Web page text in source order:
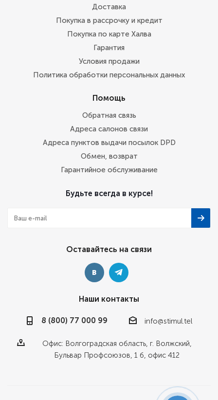
Доставка
Покупка в рассрочку и кредит
Покупка по карте Халва
Гарантия
Условия продажи
Политика обработки персональных данных
Помощь
Обратная связь
Адреса салонов связи
Адреса пунктов выдачи посылок DPD
Обмен, возврат
Гарантийное обслуживание
Будьте всегда в курсе!
Оставайтесь на связи
Наши контакты
8 (800) 77 000 99 info@stimul.tel
Офис: Волгоградская область, г. Волжский,
Бульвар Профсоюзов, 1 б, офис 412